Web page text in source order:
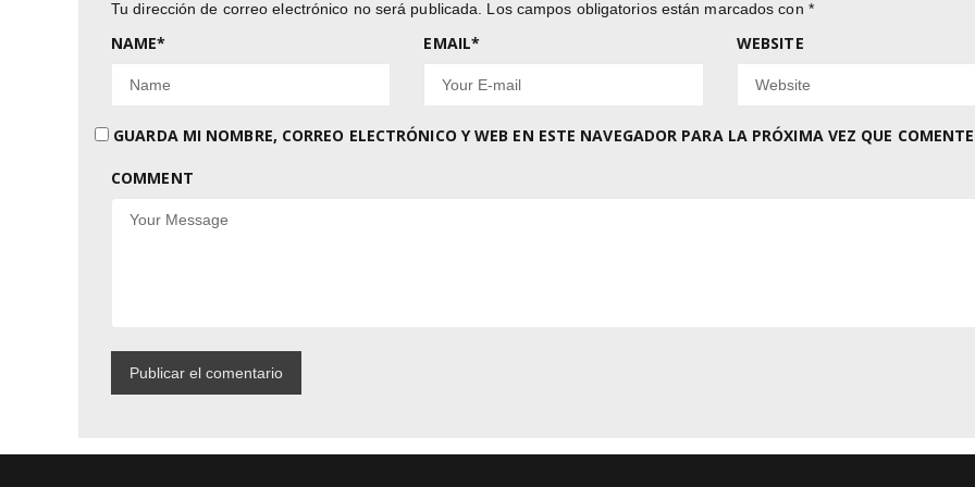
Tu dirección de correo electrónico no será publicada. Los campos obligatorios están marcados con *
NAME* EMAIL* WEBSITE
GUARDA MI NOMBRE, CORREO ELECTRÓNICO Y WEB EN ESTE NAVEGADOR PARA LA PRÓXIMA VEZ QUE
COMMENT